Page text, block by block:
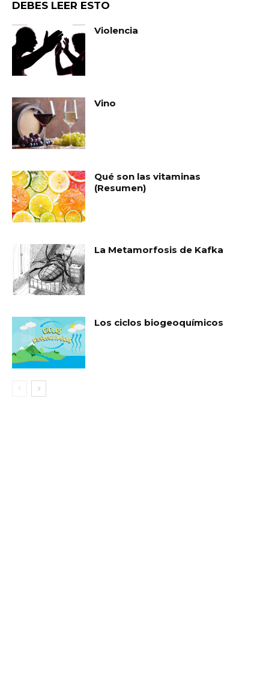
DEBES LEER ESTO
Violencia
Vino
Qué son las vitaminas
(Resumen)
La Metamorfosis de Kafka
Los ciclos biogeoquímicos